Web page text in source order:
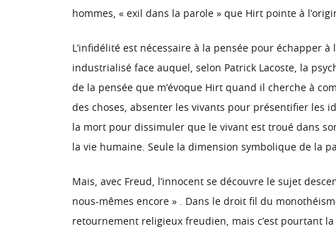
hommes, « exil dans la parole » que Hirt pointe à
L’infidélité est nécessaire à la pensée pour échapper
industrialisé face auquel, selon Patrick Lacoste, la
de la pensée que m’évoque Hirt quand il cherche à
des choses, absenter les vivants pour présentifier les
la mort pour dissimuler que le vivant est troué dans
la vie humaine. Seule la dimension symbolique de la
Mais, avec Freud, l’innocent se découvre le sujet
nous-mêmes encore » . Dans le droit fil du
retournement religieux freudien, mais c’est pourtant